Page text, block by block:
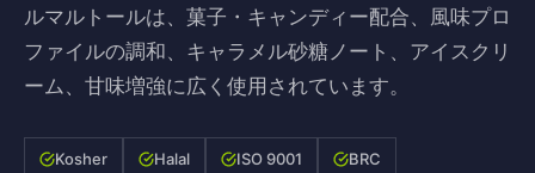
ルマルトールは、菓子・キャンディー配合、風味プロ
ファイルの調和、キャラメル砂糖ノート、アイスクリ
ーム、甘味増強に広く使用されています。
Kosher Halal ISO 9001 BRC